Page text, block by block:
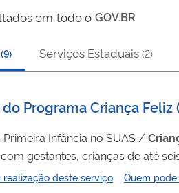
sem todo o GOV.BR
(9) Serviços Estaduais (2)
Programa Criança Feliz
Infância no SUAS /
gestantes, crianças de até
de visitas domiciliares, o
realização deste serviço Quem